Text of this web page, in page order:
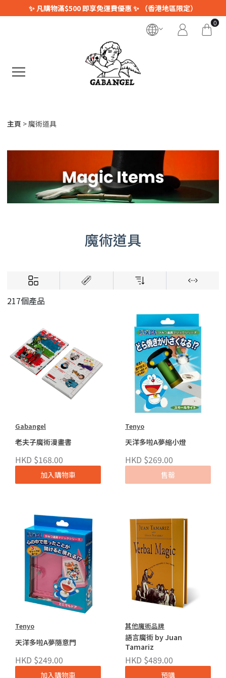
✨ 凡購物滿$500 即享免運費優惠 ✨ （香港地區限定）
0
主頁 魔術道具
魔術道具
217個產品
Gabangel
老夫子魔術漫畫書
HKD $168.00
加入購物車
Tenyo
天洋多啦A夢縮小燈
HKD $269.00
售罄
Tenyo
天洋多啦A夢隨意門
HKD $249.00
加入購物車
其他魔術品牌
語言魔術 by Juan
Tamariz
HKD $489.00
預購